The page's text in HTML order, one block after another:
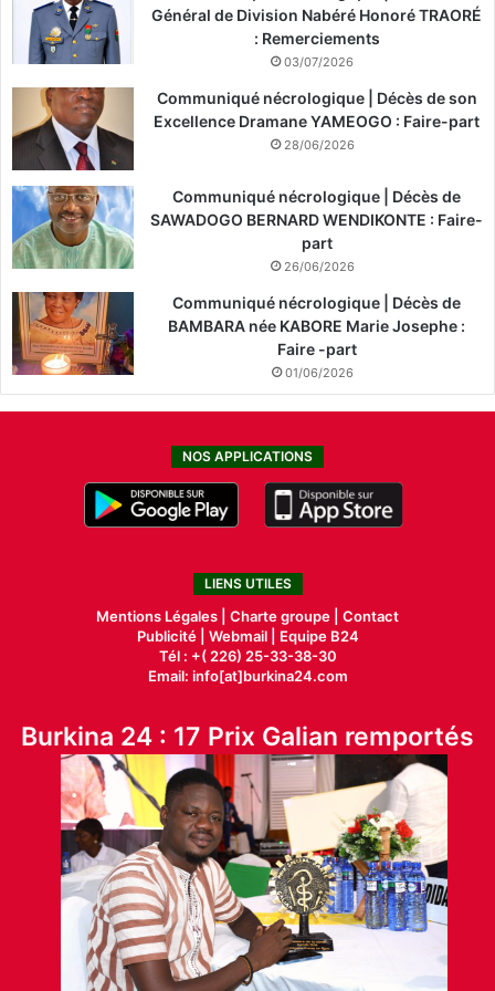
Général de Division Nabéré Honoré TRAORÉ
: Remerciements
03/07/2026
Communiqué nécrologique | Décès de son
Excellence Dramane YAMEOGO : Faire-part
28/06/2026
Communiqué nécrologique | Décès de
SAWADOGO BERNARD WENDIKONTE : Faire-
part
26/06/2026
Communiqué nécrologique | Décès de
BAMBARA née KABORE Marie Josephe :
Faire -part
01/06/2026
NOS APPLICATIONS
LIENS UTILES
Mentions Légales | Charte groupe | Contact
Publicité| Webmail |
Equipe B24
Tél : +( 226) 25-33-38-30
Email: info[at]burkina24.com
Burkina 24 : 17 Prix Galian remportés